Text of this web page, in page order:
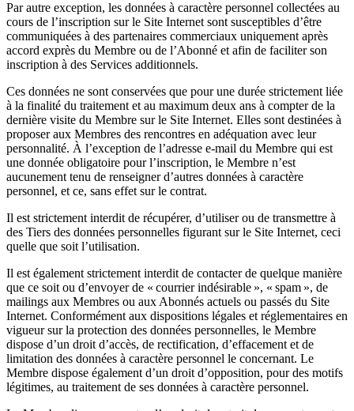
Par autre exception, les données à caractère personnel collectées au
cours de l’inscription sur le Site Internet sont susceptibles d’être
communiquées à des partenaires commerciaux uniquement après
accord exprès du Membre ou de l’Abonné et afin de faciliter son
inscription à des Services additionnels.
Ces données ne sont conservées que pour une durée strictement liée
à la finalité du traitement et au maximum deux ans à compter de la
dernière visite du Membre sur le Site Internet. Elles sont destinées à
proposer aux Membres des rencontres en adéquation avec leur
personnalité. À l’exception de l’adresse e-mail du Membre qui est
une donnée obligatoire pour l’inscription, le Membre n’est
aucunement tenu de renseigner d’autres données à caractère
personnel, et ce, sans effet sur le contrat.
Il est strictement interdit de récupérer, d’utiliser ou de transmettre à
des Tiers des données personnelles figurant sur le Site Internet, ceci
quelle que soit l’utilisation.
Il est également strictement interdit de contacter de quelque manière
que ce soit ou d’envoyer de « courrier indésirable », « spam », de
mailings aux Membres ou aux Abonnés actuels ou passés du Site
Internet. Conformément aux dispositions légales et réglementaires en
vigueur sur la protection des données personnelles, le Membre
dispose d’un droit d’accès, de rectification, d’effacement et de
limitation des données à caractère personnel le concernant. Le
Membre dispose également d’un droit d’opposition, pour des motifs
légitimes, au traitement de ses données à caractère personnel.